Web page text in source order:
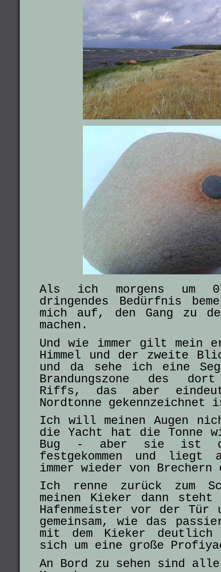
Als ich morgens um
dringendes Bedürfnis
mich auf, den Gang zu
machen.
Und wie immer gilt mein
Himmel und der zweite
und da sehe ich eine
Brandungszone des
Riffs, das aber
Nordtonne gekennzeichnet
Ich will meinen Augen
die Yacht hat die Tonne
Bug - aber sie ist
festgekommen und
immer wieder von
Ich renne zurück zum
meinen Kieker dann steht
Hafenmeister vor der
gemeinsam, wie das
mit dem Kieker
sich um eine große
An Bord zu sehen sind